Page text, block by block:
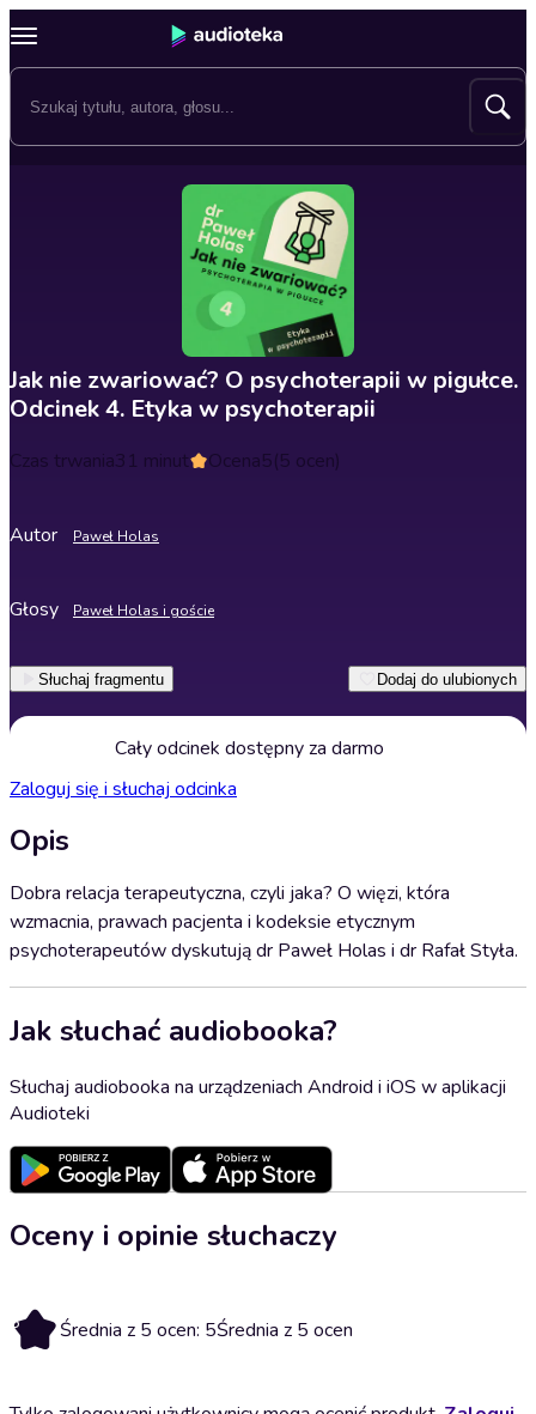
Jak nie zwariować? O psychoterapii w pigułce.
Odcinek 4. Etyka w psychoterapii
Czas trwania31 minut Ocena5(5 ocen)
Autor Paweł Holas
Głosy Paweł Holas i goście
Słuchaj fragmentu Dodaj do ulubionych
Cały odcinek dostępny za darmo
Zaloguj się i słuchaj odcinka
Opis
Dobra relacja terapeutyczna, czyli jaka? O więzi, która
wzmacnia, prawach pacjenta i kodeksie etycznym
psychoterapeutów dyskutują dr Paweł Holas i dr Rafał Styła.
Jak słuchać audiobooka?
Słuchaj audiobooka na urządzeniach Android i iOS w aplikacji
Audioteki
Oceny i opinie słuchaczy
5 Średnia z 5 ocen: 5Średnia z 5 ocen